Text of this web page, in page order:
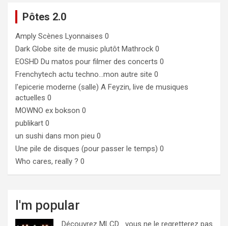
Pôtes 2.0
Amply Scènes Lyonnaises 0
Dark Globe site de music plutôt Mathrock 0
EOSHD Du matos pour filmer des concerts 0
Frenchytech actu techno…mon autre site 0
l'epicerie moderne (salle) A Feyzin, live de musiques
actuelles 0
MOWNO ex bokson 0
publikart 0
un sushi dans mon pieu 0
Une pile de disques (pour passer le temps) 0
Who cares, really ? 0
I'm popular
Découvrez MLCD… vous ne le regretterez pas